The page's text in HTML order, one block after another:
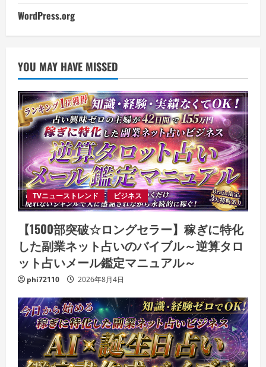
WordPress.org
YOU MAY HAVE MISSED
TVニューストレンド ビジネス
【1500部突破☆ロングセラー】稼ぎに特化
した副業ネット占いのバイブル～逆算タロ
ット占いメール鑑定マニュアル～
phi72110 2026年8月4日